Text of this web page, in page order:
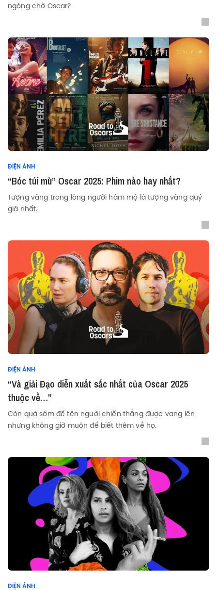
ngóng chờ Oscar?
ĐIỆN ẢNH
“Bóc túi mù” Oscar 2025: Phim nào hay nhất?
Tượng vàng trong lòng người hâm mộ là tượng vàng quý
giá nhất.
ĐIỆN ẢNH
“Và giải Đạo diễn xuất sắc nhất của Oscar 2025
thuộc về…”
Còn quá sớm để tên người chiến thắng được vang lên
nhưng không giờ muộn để biết thêm về họ.
ĐIỆN ẢNH